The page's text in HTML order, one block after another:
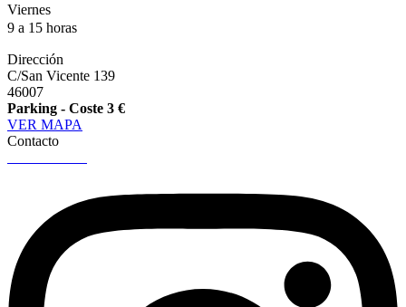
Viernes
9 a 15 horas
Dirección
C/San Vicente 139
46007
Parking - Coste 3 €
VER MAPA
Contacto